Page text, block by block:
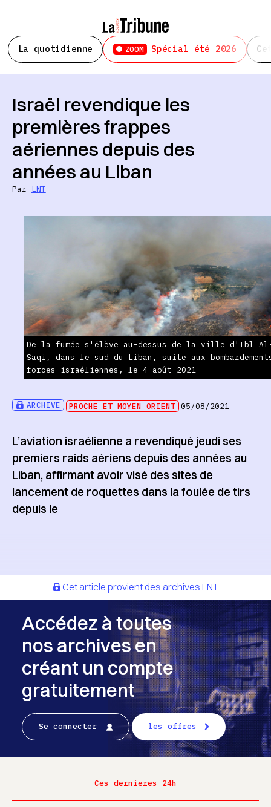
La quotidienne ZOOM Spécial été 2026
ARCHIVE PROCHE ET MOYEN ORIENT 05/08/2021
Israël revendique les
premières frappes
aériennes depuis des
années au Liban
Par LNT
De la fumée s'élève au-dessus de la ville d'Ibl
Saqi, dans le sud du Liban, suite aux
forces israéliennes, le 4 août 2021
L’aviation israélienne a revendiqué jeudi ses
premiers raids aériens depuis des années au
Liban, affirmant avoir visé des sites de
lancement de roquettes dans la foulée de tirs
depuis le
Cet article provient des archives LNT
Accédez à toutes
nos archives en
créant un compte
gratuitement
Se connecter les offres
Ces dernieres 24h